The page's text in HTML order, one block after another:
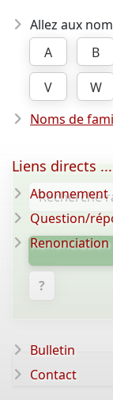
Allez aux
A
B
V
W
Noms de
?
Liens directs ...
Abonnement
Question/
Renonciation
Bulletin
Contact